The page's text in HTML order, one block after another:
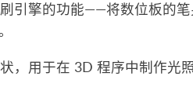
引擎的功能——将数位板的
，用于在 3D 程序中制作光照